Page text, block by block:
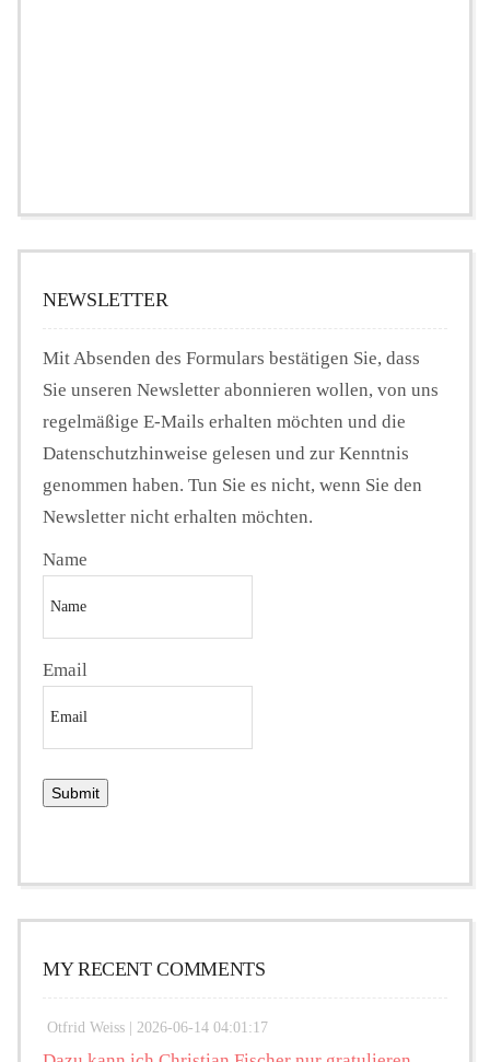
NEWSLETTER
Mit Absenden des Formulars bestätigen Sie, dass
Sie unseren Newsletter abonnieren wollen, von uns
regelmäßige E-Mails erhalten möchten und die
Datenschutzhinweise gelesen und zur Kenntnis
genommen haben. Tun Sie es nicht, wenn Sie den
Newsletter nicht erhalten möchten.
Name
Email
MY RECENT COMMENTS
Otfrid Weiss | 2026-06-14 04:01:17